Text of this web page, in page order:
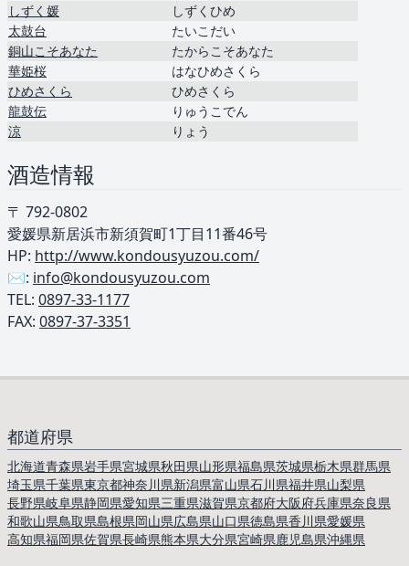
しずく媛
しずくひめ
太鼓台
たいこだい
銅山こそあなた
たからこそあなた
華姫桜
はなひめさくら
ひめさくら
ひめさくら
龍鼓伝
りゅうこでん
涼
りょう
酒造情報
〒 792-0802
愛媛県新居浜市新須賀町1丁目11番46号
HP: http://www.kondousyuzou.com/
✉️: info@kondousyuzou.com
TEL: ︎ 0897-33-1177
FAX: 0897-37-3351
都道府県
北海道青森県岩手県宮城県秋田県山形県福島県茨城県栃木県群馬県
埼玉県千葉県東京都神奈川県新潟県富山県石川県福井県山梨県
長野県岐阜県静岡県愛知県三重県滋賀県京都府大阪府兵庫県奈良県
和歌山県鳥取県島根県岡山県広島県山口県徳島県香川県愛媛県
高知県福岡県佐賀県長崎県熊本県大分県宮崎県鹿児島県沖縄県